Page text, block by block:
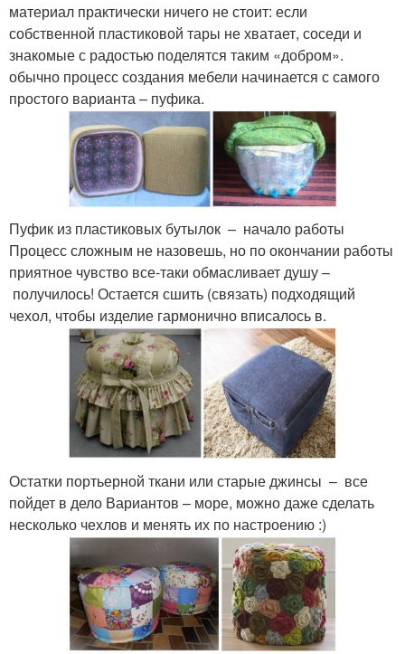
материал практически ничего не стоит: если
собственной пластиковой тары не хватает, соседи и
знакомые с радостью поделятся таким «добром».
обычно процесс создания мебели начинается с самого
простого варианта – пуфика.
Пуфик из пластиковых бутылок – начало работы
Процесс сложным не назовешь, но по окончании работы
приятное чувство все-таки обмасливает душу –
получилось! Остается сшить (связать) подходящий
чехол, чтобы изделие гармонично вписалось в.
Остатки портьерной ткани или старые джинсы – все
пойдет в дело Вариантов – море, можно даже сделать
несколько чехлов и менять их по настроению :)